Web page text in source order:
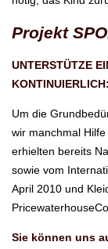
Projekt
UNTERSTÜTZE
KONTINUIERLICH:
Um die
wir manchmal
erhielten bereits
sowie vom
April 2010 und
Sie können uns